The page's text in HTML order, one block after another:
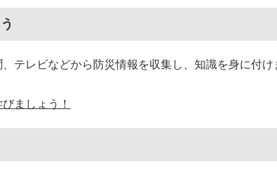
テレビなどから防災情報を収集し、知識を身に付け
ましょう！